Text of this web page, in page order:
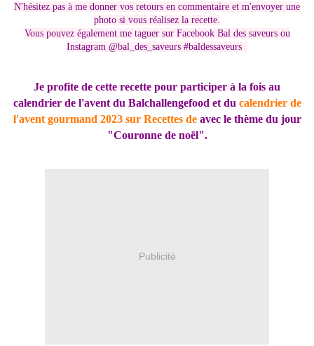
N'hésitez pas à me donner vos retours en commentaire et m'envoyer une
photo si vous réalisez la recette.
Vous pouvez également me taguer sur Facebook Bal des saveurs ou
Instagram @bal_des_saveurs #baldessaveurs
Je profite de cette recette pour participer à la fois au
calendrier de l'avent du Balchallengefood et du calendrier de
l'avent gourmand 2023 sur Recettes deavec le thème du jour
"Couronne de noël".
Publicité